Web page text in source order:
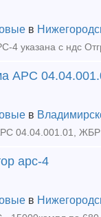
в
АРС
в
арс-4
в